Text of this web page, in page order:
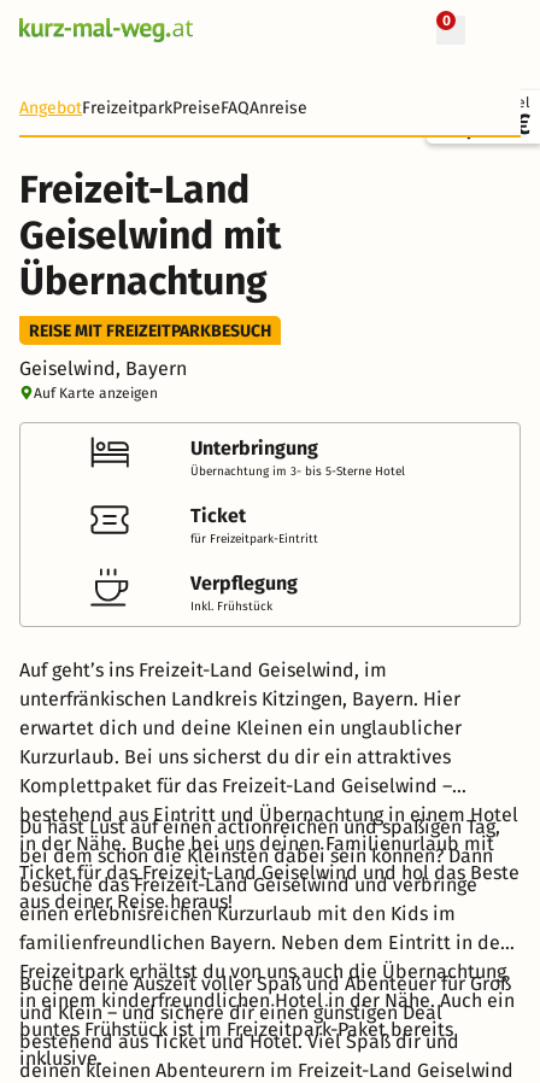
0
Ticket + Hotel
93,50 €
AngebotFreizeitparkPreiseFAQAnreise
Freizeit-Land
Geiselwind mit
Übernachtung
REISE MIT FREIZEITPARKBESUCH
Geiselwind, Bayern
Auf Karte anzeigen
Unterbringung
Übernachtung im 3- bis 5-Sterne Hotel
Ticket
für Freizeitpark-Eintritt
Verpflegung
Inkl. Frühstück
Auf geht’s ins Freizeit-Land Geiselwind, im
unterfränkischen Landkreis Kitzingen, Bayern. Hier
erwartet dich und deine Kleinen ein unglaublicher
Kurzurlaub. Bei uns sicherst du dir ein attraktives
Komplettpaket für das Freizeit-Land Geiselwind –
bestehend aus Eintritt und Übernachtung in einem Hotel
in der Nähe. Buche bei uns deinen Familienurlaub mit
Ticket für das Freizeit-Land Geiselwind und hol das Beste
aus deiner Reise heraus!
Du hast Lust auf einen actionreichen und spaßigen Tag,
bei dem schon die Kleinsten dabei sein können? Dann
besuche das Freizeit-Land Geiselwind und verbringe
einen erlebnisreichen Kurzurlaub mit den Kids im
familienfreundlichen Bayern. Neben dem Eintritt in den
Freizeitpark erhältst du von uns auch die Übernachtung
in einem kinderfreundlichen Hotel in der Nähe. Auch ein
buntes Frühstück ist im Freizeitpark-Paket bereits
inklusive.
Buche deine Auszeit voller Spaß und Abenteuer für Groß
und Klein – und sichere dir einen günstigen Deal
bestehend aus Ticket und Hotel. Viel Spaß dir und
deinen kleinen Abenteurern im Freizeit-Land Geiselwind